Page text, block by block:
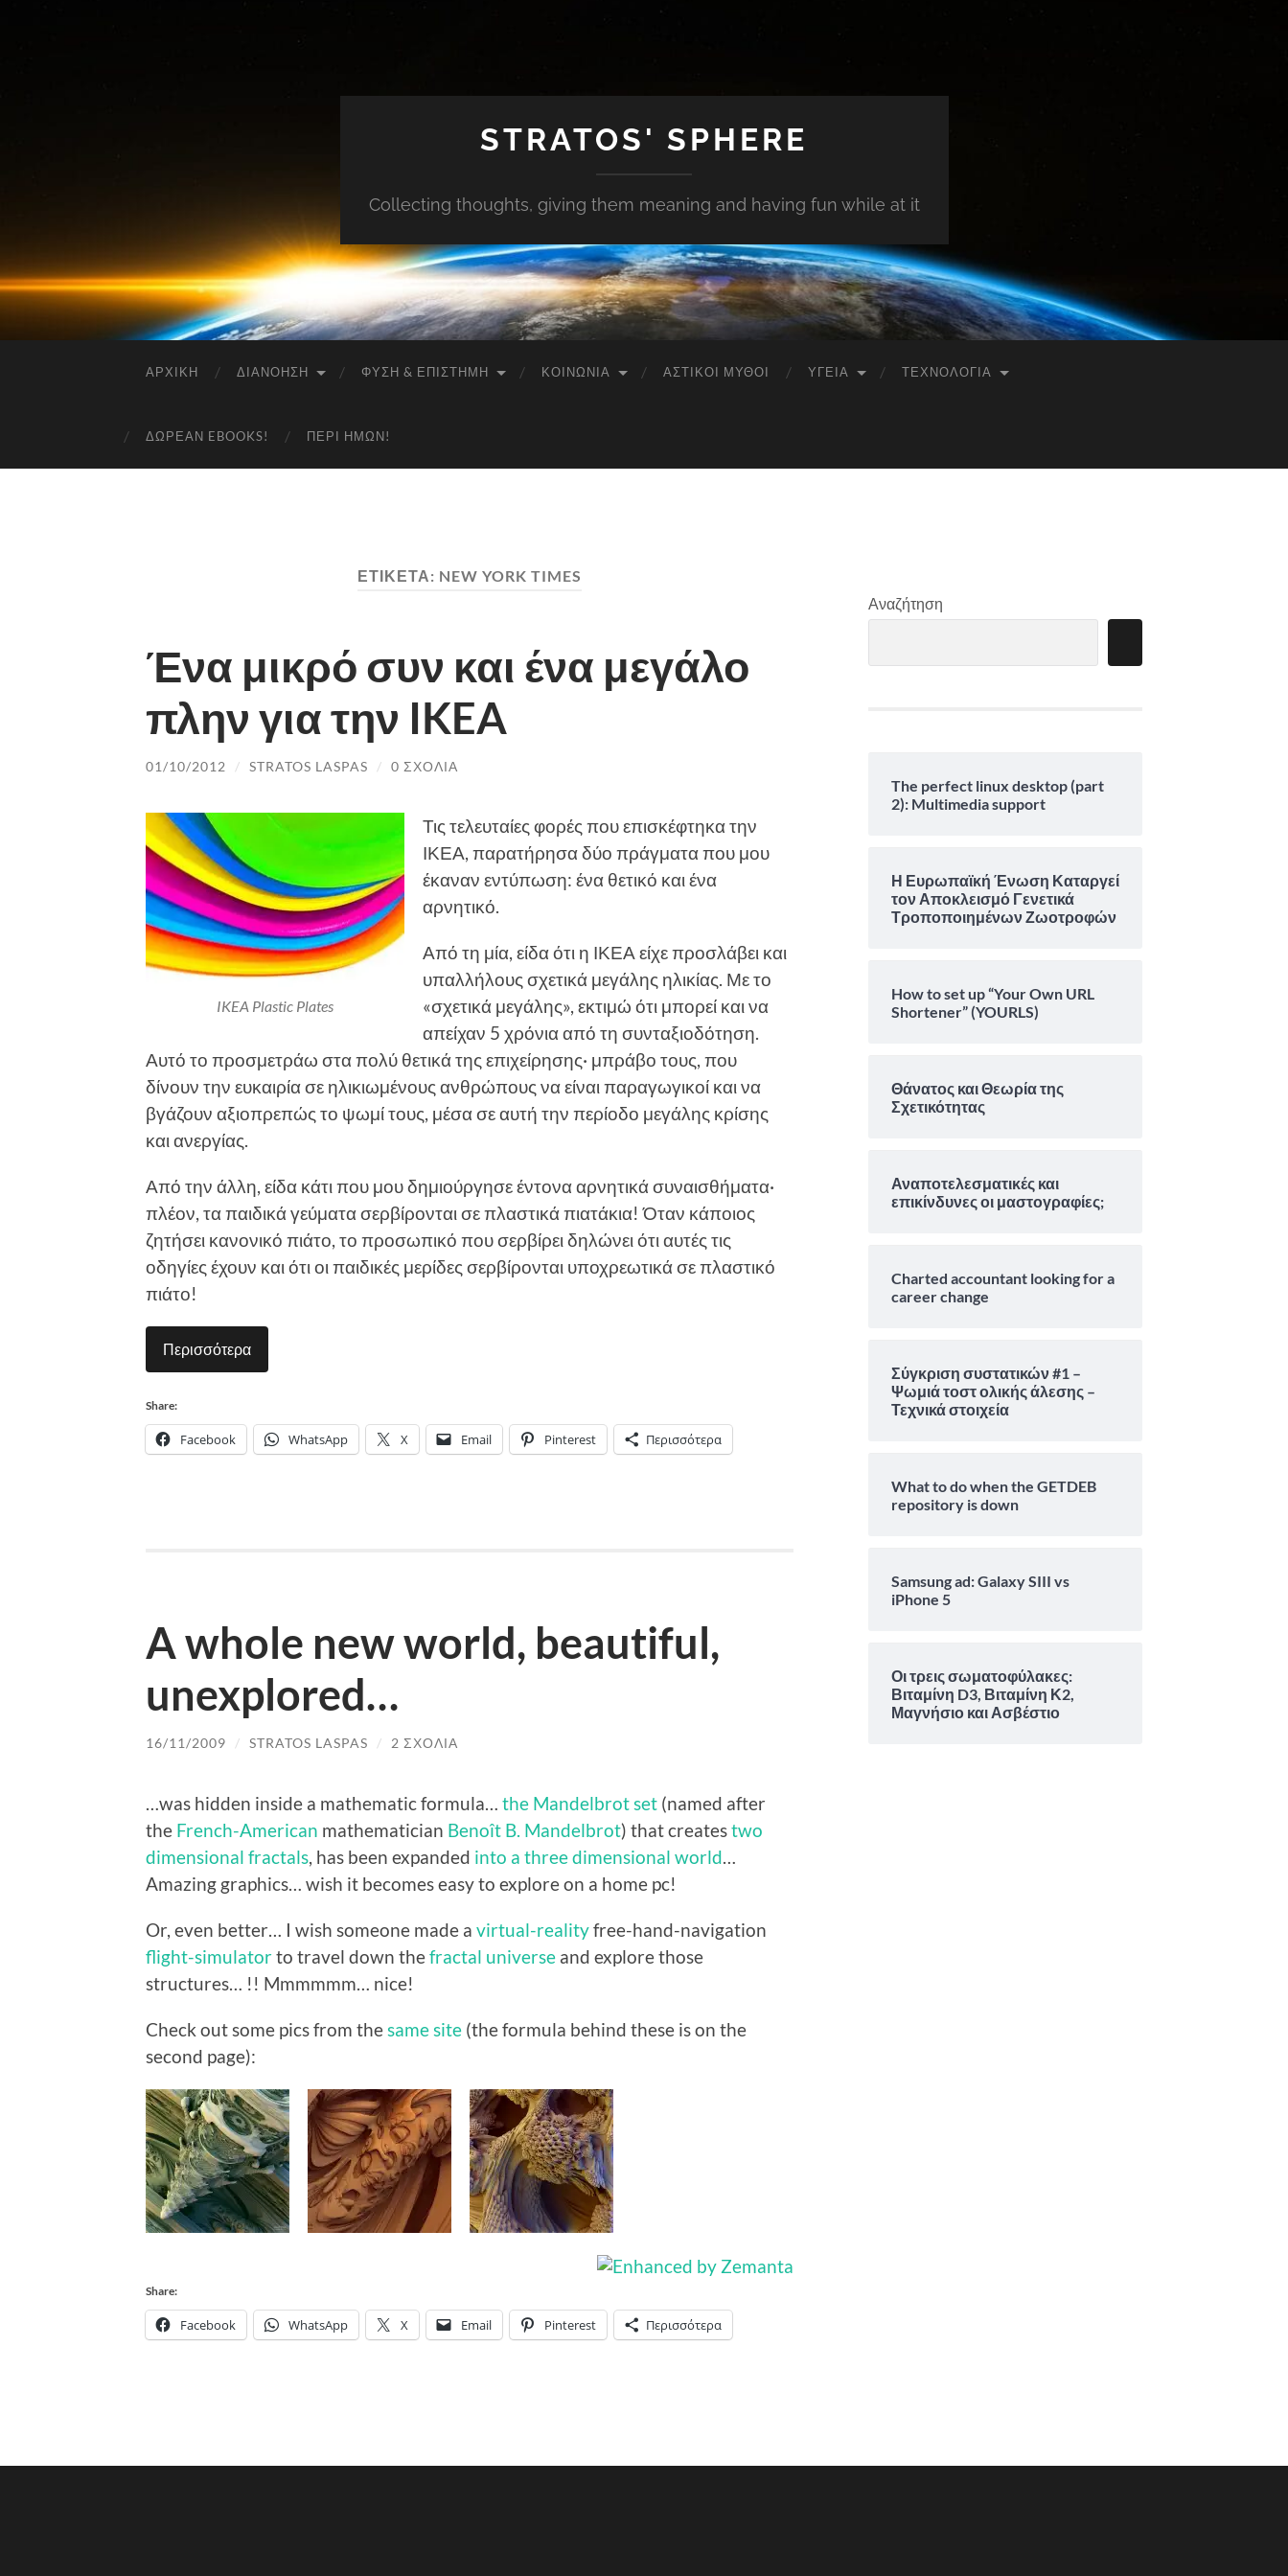
STRATOS' SPHERE
Collecting thoughts, giving them meaning and having fun while at it
ΑΡΧΙΚΉ ΔΙΑΝΌΗΣΗ ΦΎΣΗ & ΕΠΙΣΤΉΜΗ ΚΟΙΝΩΝΊΑ ΑΣΤΙΚΟΊ ΜΎΘΟΙ ΥΓΕΊΑ ΤΕΧΝΟΛΟΓΊΑ
ΔΩΡΕΆΝ EBOOKS! ΠΕΡΊ ΗΜΏΝ!
ΕΤΙΚΈΤΑ: NEW YORK TIMES
Ένα μικρό συν και ένα μεγάλο
πλην για την IKEA
01/10/2012 / STRATOS LASPAS / 0 ΣΧΌΛΙΑ
IKEA Plastic Plates
Τις τελευταίες φορές που επισκέφτηκα την
ΙΚΕΑ, παρατήρησα δύο πράγματα που μου
έκαναν εντύπωση: ένα θετικό και ένα
αρνητικό.
Από τη μία, είδα ότι η ΙΚΕΑ είχε προσλάβει και
υπαλλήλους σχετικά μεγάλης ηλικίας. Με το
«σχετικά μεγάλης», εκτιμώ ότι μπορεί και να
απείχαν 5 χρόνια από τη συνταξιοδότηση.
Αυτό το προσμετράω στα πολύ θετικά της επιχείρησης· μπράβο τους, που
δίνουν την ευκαιρία σε ηλικιωμένους ανθρώπους να είναι παραγωγικοί και να
βγάζουν αξιοπρεπώς το ψωμί τους, μέσα σε αυτή την περίοδο μεγάλης κρίσης
και ανεργίας.
Από την άλλη, είδα κάτι που μου δημιούργησε έντονα αρνητικά συναισθήματα·
πλέον, τα παιδικά γεύματα σερβίρονται σε πλαστικά πιατάκια! Όταν κάποιος
ζητήσει κανονικό πιάτο, το προσωπικό που σερβίρει δηλώνει ότι αυτές τις
οδηγίες έχουν και ότι οι παιδικές μερίδες σερβίρονται υποχρεωτικά σε πλαστικό
πιάτο!
Περισσότερα
Share:
Facebook WhatsApp X Email Pinterest Περισσότερα
A whole new world, beautiful,
unexplored…
16/11/2009 / STRATOS LASPAS / 2 ΣΧΌΛΙΑ
…was hidden inside a mathematic formula… the Mandelbrot set (named after
the French-American mathematician Benoît B. Mandelbrot) that createstwo
dimensional fractals, has been expanded into a three dimensional world…
Amazing graphics… wish it becomes easy to explore on a home pc!
Or, even better… I wish someone made a virtual-realityfree-hand-navigation
flight-simulatorto travel down thefractal universe and explore those
structures… !! Mmmmmm… nice!
Check out some pics from thesame site (the formula behind these is on the
second page):
Share:
Facebook WhatsApp X Email Pinterest Περισσότερα
Αναζήτηση
The perfect linux desktop (part
2): Multimedia support
Η Ευρωπαϊκή Ένωση Καταργεί
τον Αποκλεισμό Γενετικά
Τροποποιημένων Ζωοτροφών
How to set up “Your Own URL
Shortener” (YOURLS)
Θάνατος και Θεωρία της
Σχετικότητας
Αναποτελεσματικές και
επικίνδυνες οι μαστογραφίες;
Charted accountant looking for a
career change
Σύγκριση συστατικών #1 –
Ψωμιά τοστ ολικής άλεσης –
Τεχνικά στοιχεία
What to do when the GETDEB
repository is down
Samsung ad: Galaxy SIII vs
iPhone 5
Οι τρεις σωματοφύλακες:
Βιταμίνη D3, Βιταμίνη Κ2,
Μαγνήσιο και Ασβέστιο